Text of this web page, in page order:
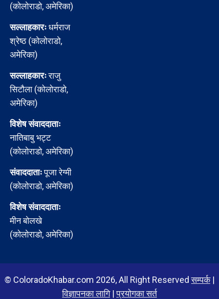
(कोलोराडो, अमेरिका)
सल्लाहकारःधर्मराज
श्रेष्ठ (कोलोराडो,
अमेरिका)
सल्लाहकारःराजु
सिटौला (कोलोराडो,
अमेरिका)
विशेष संवाददाताः
नातिबाबु भट्ट
(कोलोराडो, अमेरिका)
संवाददाताःपूजा रेग्मी
(कोलोराडो, अमेरिका)
विशेष संवाददाताः
मीन बोलखे
(कोलोराडो, अमेरिका)
© ColoradoKhabar.com 2026, All Right Reservedसम्पर्क|
विज्ञापनका लागि|प्रयोगका सर्त